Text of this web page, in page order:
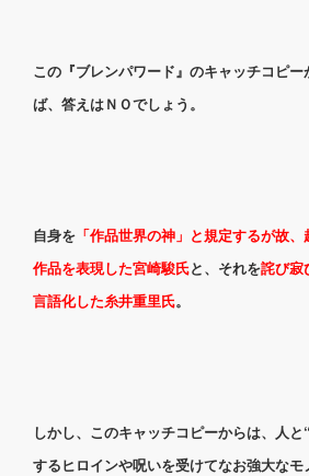
この『ブレンパワード』のキャッチコピ
ば、答えはＮＯでしょう。
自身を「作品世界の神」と規定するが故
作品を表現した宮崎駿氏と、それを詫び寂
言語化した糸井重里氏。
しかし、このキャッチコピーからは、人
するヒロインや呪いを受けてなお強大な